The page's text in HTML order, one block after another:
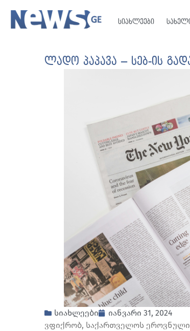
სიახლეები
ლადო პაპავა – სებ-ის
სიახლეები
იანვარი 31, 2024
ვფიქრობ, საქართველოს ეროვნული